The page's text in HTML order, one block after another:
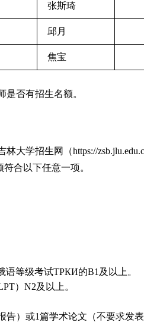
张斯琦
邱月
焦宝
是否有招生名额。
学招生网（https://
合以下任意一项。
语等级考试ТРКИ的B1及以上。
）N2及以上。
告）或1篇学术论文（不要求发表